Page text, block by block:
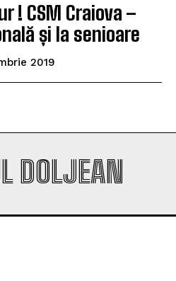
! CSM Craiova –
și la senioare
2019
DOLJEAN